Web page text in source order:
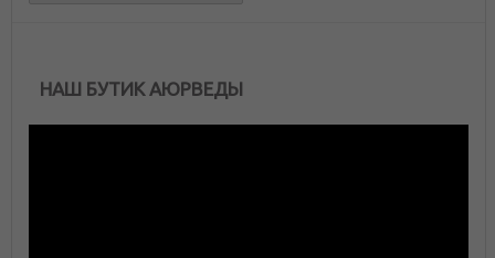
НАШ БУТИК АЮРВЕДЫ